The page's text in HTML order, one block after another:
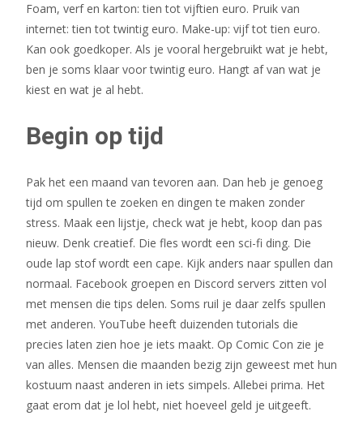
Foam, verf en karton: tien tot vijftien euro. Pruik van
internet: tien tot twintig euro. Make-up: vijf tot tien euro.
Kan ook goedkoper. Als je vooral hergebruikt wat je hebt,
ben je soms klaar voor twintig euro. Hangt af van wat je
kiest en wat je al hebt.
Begin op tijd
Pak het een maand van tevoren aan. Dan heb je genoeg
tijd om spullen te zoeken en dingen te maken zonder
stress. Maak een lijstje, check wat je hebt, koop dan pas
nieuw. Denk creatief. Die fles wordt een sci-fi ding. Die
oude lap stof wordt een cape. Kijk anders naar spullen dan
normaal. Facebook groepen en Discord servers zitten vol
met mensen die tips delen. Soms ruil je daar zelfs spullen
met anderen. YouTube heeft duizenden tutorials die
precies laten zien hoe je iets maakt. Op Comic Con zie je
van alles. Mensen die maanden bezig zijn geweest met hun
kostuum naast anderen in iets simpels. Allebei prima. Het
gaat erom dat je lol hebt, niet hoeveel geld je uitgeeft.